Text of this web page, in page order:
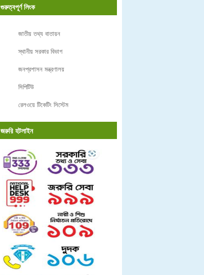
গুরুত্বপূর্ণ লিংক
জাতীয় তথ্য বাতায়ন
স্থানীয় সরকার বিভাগ
জনপ্রশাসন মন্ত্রণালয়
সিপিটিউ
রেলওয়ে টিকেটিং সিস্টেম
জরুরি হটলাইন